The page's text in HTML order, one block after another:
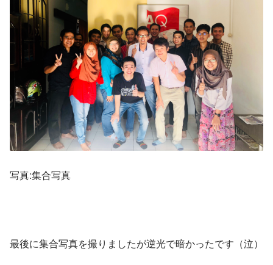
写真:集合写真
最後に集合写真を撮りましたが逆光で暗かったです（泣）